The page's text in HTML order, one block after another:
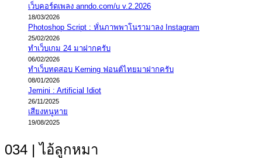
เว็บคอร์ดเพลง anndo.com/u v.2.2026
18/03/2026
Photoshop Script : หั่นภาพพาโนรามาลง Instagram
25/02/2026
ทำเว็บเกม 24 มาฝากครับ
06/02/2026
ทำเว็บทดสอบ Kerning ฟอนต์ไทยมาฝากครับ
08/01/2026
Jemini : Artificial Idiot
26/11/2025
เสียงหนูหาย
19/08/2025
034 | ไอ้ลูกหมา